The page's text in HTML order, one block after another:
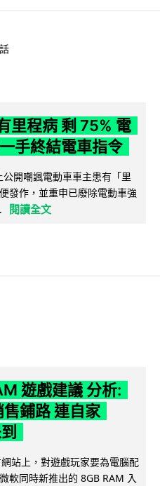
里程病 剩 75% 電
手終結電車指令
開嘲諷電動車車主患有「里
發作，並重申已廢除電動車強
閱讀全文
遊戲建議 分析:
鋪路 連自家
站上，對遊戲玩家要為電腦配
軟同時新推出的 8GB RAM 入